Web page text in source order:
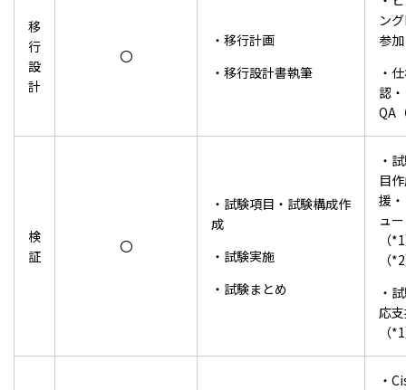
移
行
設
計
〇
・移行計画
・移行設計書執筆
ン
参加
・
認・
QA
検
証
〇
・試験項目・試験構成作
成
・試験実施
・試験まとめ
・
目
援
ュー
（
（
・
応
（
・